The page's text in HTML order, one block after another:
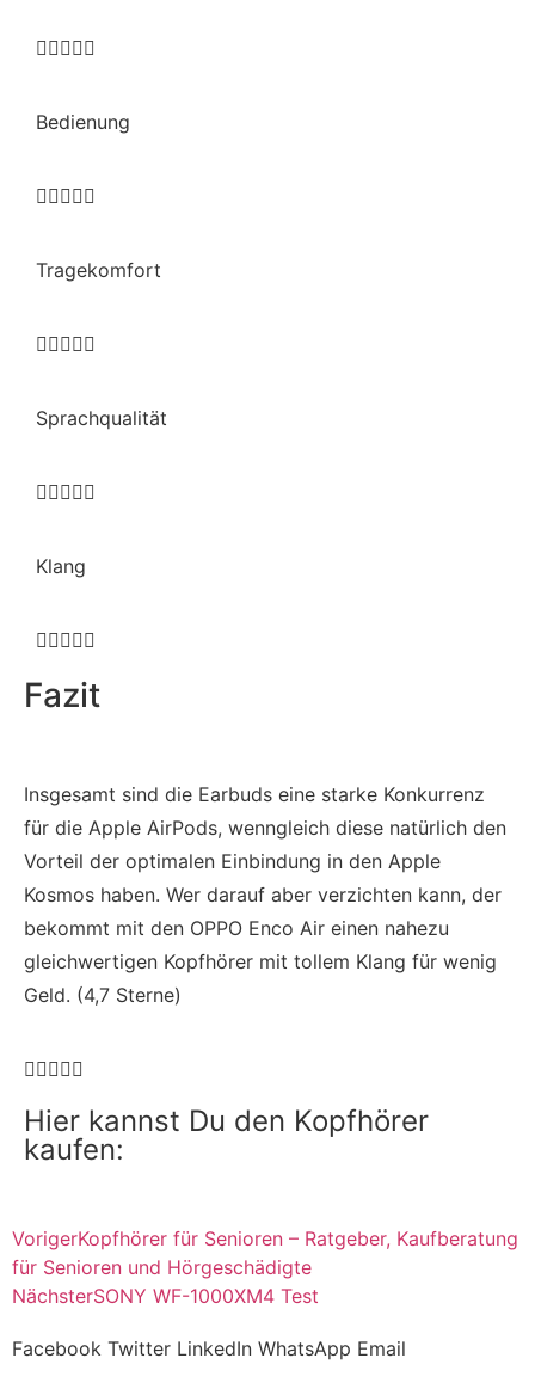

Bedienung

Tragekomfort

Sprachqualität

Klang

Fazit
Insgesamt sind die Earbuds eine starke Konkurrenz
für die Apple AirPods, wenngleich diese natürlich den
Vorteil der optimalen Einbindung in den Apple
Kosmos haben. Wer darauf aber verzichten kann, der
bekommt mit den OPPO Enco Air einen nahezu
gleichwertigen Kopfhörer mit tollem Klang für wenig
Geld. (4,7 Sterne)

Hier kannst Du den Kopfhörer
kaufen:
VorigerKopfhörer für Senioren – Ratgeber, Kaufberatung
für Senioren und Hörgeschädigte
NächsterSONY WF-1000XM4 Test
Facebook Twitter LinkedIn WhatsApp Email